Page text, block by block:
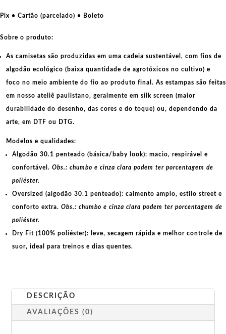
rumo
Segundo
Quinquenal
quantidade
Pix • Cartão (parcelado) • Boleto
Sobre o produto:
As camisetas são produzidas em uma cadeia sustentável, com fios de
algodão ecológico (baixa quantidade de agrotóxicos no cultivo) e
foco no meio ambiente do fio ao produto final. As estampas são feitas
em nosso ateliê paulistano, geralmente em silk screen (maior
durabilidade do desenho, das cores e do toque) ou, dependendo da
arte, em DTF ou DTG.
Modelos e qualidades:
Algodão 30.1 penteado (básica/baby look): macio, respirável e
confortável. Obs.: chumbo e cinza clara podem ter porcentagem de
poliéster.
Oversized (algodão 30.1 penteado): caimento amplo, estilo street e
conforto extra. Obs.: chumbo e cinza clara podem ter porcentagem de
poliéster.
Dry Fit (100% poliéster): leve, secagem rápida e melhor controle de
suor, ideal para treinos e dias quentes.
DESCRIÇÃO
AVALIAÇÕES (0)